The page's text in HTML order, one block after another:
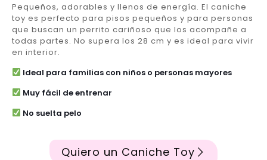
Pequeños, adorables y llenos de energía. El caniche
toy es perfecto para pisos pequeños y para personas
que buscan un perrito cariñoso que los acompañe a
todas partes. No supera los 28 cm y es ideal para vivir
en interior.
Ideal para familias con niños o personas mayores
Muy fácil de entrenar
No suelta pelo
Quiero un Caniche Toy